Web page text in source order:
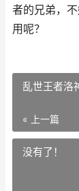
者的兄弟，
用呢？
乱世王者洛
« 上一篇
没有了！